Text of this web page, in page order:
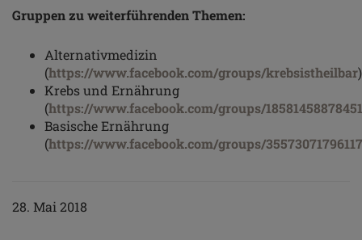
Gruppen zu weiterführenden Themen:
Alternativmedizin
(https://www.facebook.com/groups/krebsistheilbar)
Krebs und Ernährung
(https://www.facebook.com/groups/
Basische Ernährung
(https://www.facebook.com/groups/
28. Mai 2018